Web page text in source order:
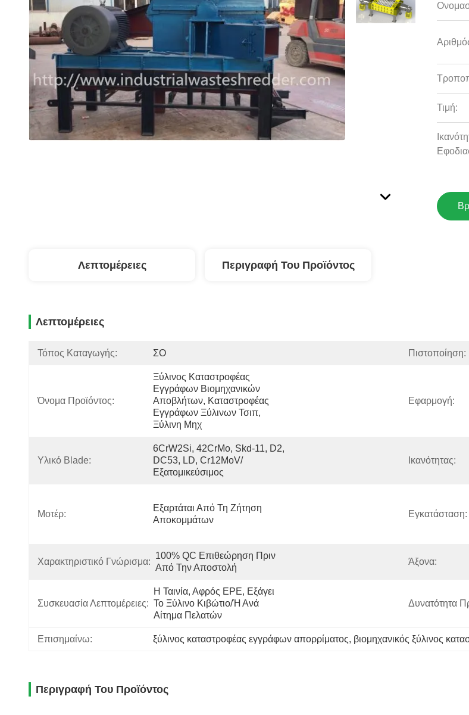
Τιμή:
Λεπτομέρειες Περιγραφή Του Προϊόντος
Λεπτομέρειες
Τόπος Καταγωγής: ΣΟ Πιστοποίηση:
Όνομα Προϊόντος:
Ξύλινος Καταστροφέας
Εγγράφων Βιομηχανικών
Αποβλήτων, Καταστροφέας
Εγγράφων Ξύλινων Τσιπ,
Ξύλινη Μηχ
Εφαρμογή:
Υλικό Blade:
6CrW2Si, 42CrMo, Skd-11, D2,
DC53, LD, Cr12MoV/
Εξατομικεύσιμος
Ικανότητας:
Μοτέρ:
Εξαρτάται Από Τη Ζήτηση
Αποκομμάτων
Εγκατάσταση:
Χαρακτηριστικό Γνώρισμα:
100% QC Επιθεώρηση Πριν
Από Την Αποστολή
Άξονα:
Συσκευασία Λεπτομέρειες:
Η Ταινία, Αφρός EPE, Εξάγει
Το Ξύλινο Κιβώτιο/ή Ανά
Αίτημα Πελατών
Δυνατότητα
Επισημαίνω: ξύλινος καταστροφέας εγγράφων απορρίματος, βιομηχανικός ξύλινος
Περιγραφή Του Προϊόντος